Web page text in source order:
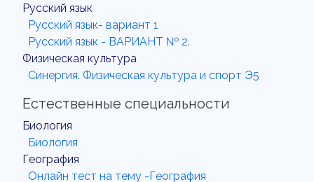
Русский язык
Русский язык- вариант 1
Русский язык - ВАРИАНТ № 2.
Физическая культура
Синергия. Физическая культура и спорт Э5
Естественные специальности
Биология
Биология
География
Онлайн тест на тему -География